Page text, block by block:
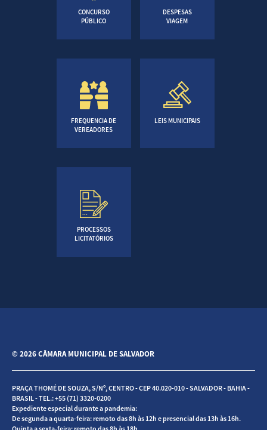
CONCURSO
PÚBLICO
DESPESAS
VIAGEM
FREQUENCIA DE
VEREADORES
LEIS MUNICIPAIS
PROCESSOS
LICITATÓRIOS
© 2026 CÂMARA MUNICIPAL DE SALVADOR
PRAÇA THOMÉ DE SOUZA, S/Nº, CENTRO - CEP 40.020-010 - SALVADOR - BAHIA -
BRASIL - TEL.: +55 (71) 3320-0200
Expediente especial durante a pandemia:
De segunda a quarta-feira: remoto das 8h às 12h e presencial das 13h às 16h.